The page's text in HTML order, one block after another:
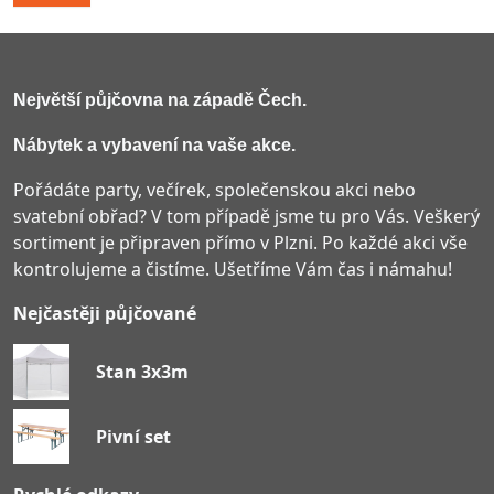
Největší půjčovna na západě Čech.
Nábytek a vybavení na vaše akce.
Pořádáte party, večírek, společenskou akci nebo
svatební obřad? V tom případě jsme tu pro Vás. Veškerý
sortiment je připraven přímo v Plzni. Po každé akci vše
kontrolujeme a čistíme. Ušetříme Vám čas i námahu!
Nejčastěji půjčované
Stan 3x3m
Pivní set